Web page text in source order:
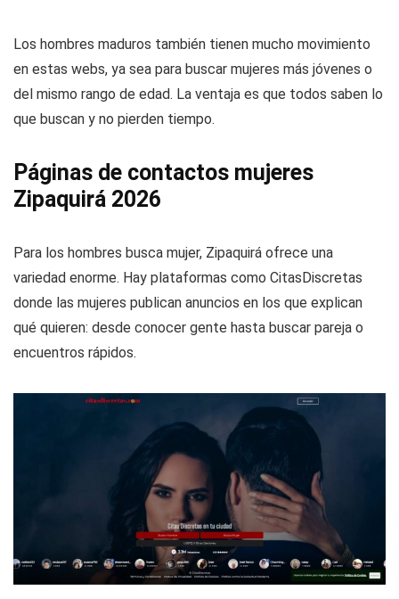
Los hombres maduros también tienen mucho movimiento
en estas webs, ya sea para buscar mujeres más jóvenes o
del mismo rango de edad. La ventaja es que todos saben lo
que buscan y no pierden tiempo.
Páginas de contactos mujeres
Zipaquirá 2026
Para los hombres busca mujer, Zipaquirá ofrece una
variedad enorme. Hay plataformas como CitasDiscretas
donde las mujeres publican anuncios en los que explican
qué quieren: desde conocer gente hasta buscar pareja o
encuentros rápidos.